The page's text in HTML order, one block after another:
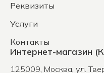
Реквизиты
Услуги
Контакты
Интернет-магазин
125009, Москва, ул.